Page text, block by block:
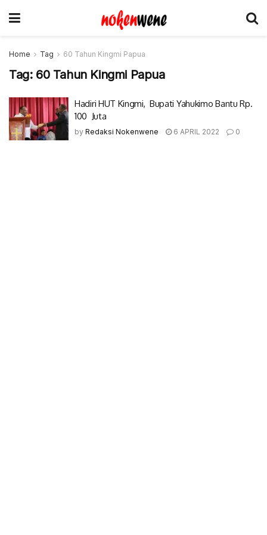
Home Tag 60 Tahun Kingmi Papua
Tag: 60 Tahun Kingmi Papua
Hadiri HUT Kingmi, Bupati Yahukimo Bantu Rp.
100 Juta
by Redaksi Nokenwene 6 APRIL 2022 0